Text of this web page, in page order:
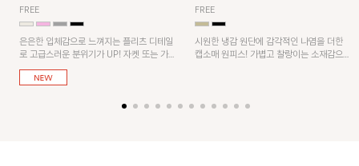
FREE
은은한 입체감으로 느껴지는 플리츠 디테일
로 고급스러운 분위기가 UP! 자켓 또는 가디
건과 같이 매치해도 잘 어울린답니다!
FREE
시원한 냉감 원단에 감각적인 나염을 더한
캡소매 원피스! 가볍고 찰랑이는 소재감으로